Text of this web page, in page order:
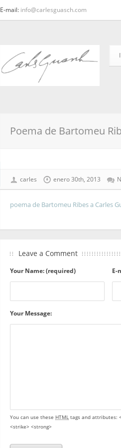
E-mail: info@carlesguasch.com
Poema de Bartomeu
carles enero 30th, 2013
poema de Bartomeu Ribes a Carles
Leave a Comment
Your Name: (required) E-
Your Message:
You can use these HTML tags and attributes:
<strike> <strong>